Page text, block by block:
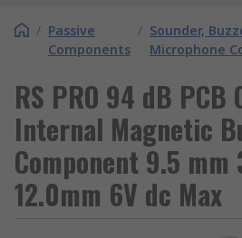
/ Passive
Components
/ Sounder,
Microphone
RS PRO 94 dB PCB
Internal Magnetic
Component 9.5 mm
12.0mm 6V dc Max